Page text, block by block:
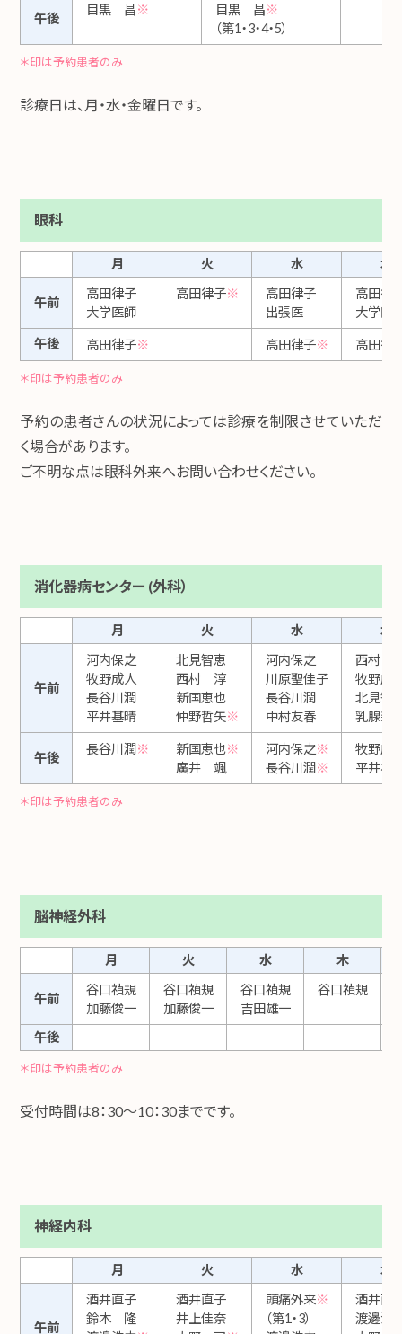
午後
目黒 昌※ 目黒 昌※
（第1・3・4・5）
＊印は予約患者のみ
診療日は、月・水・金曜日です。
眼科
月 火 水 木
午前
高田律子
大学医師
高田律子※
高田律子
出張医
高田律
大学医
午後 高田律子※ 高田律子※ 高田律
＊印は予約患者のみ
予約の患者さんの状況によっては診療を制限させていただ
く場合があります。
ご不明な点は眼科外来へお問い合わせください。
消化器病センター (外科）
月 火 水 木
午前
河内保之
牧野成人
長谷川潤
平井基晴
北見智恵
西村 淳
新国恵也
仲野哲矢※
河内保之
川原聖佳子
長谷川潤
中村友春
西村
牧野成
北見智
乳腺新
午後
長谷川潤 ※ 新国恵也※
廣井 颯
河内保之※
長谷川潤 ※
牧野成
平井裕
＊印は予約患者のみ
脳神経外科
月 火 水 木
午前
谷口禎規
加藤俊一
谷口禎規
加藤俊一
谷口禎規
吉田雄一
谷口禎規
午後
＊印は予約患者のみ
受付時間は8：30～10：30までです。
神経内科
月 火 水 木
午前
酒井直子
鈴木 隆
酒井直子
井上佳奈
頭痛外来※
（第1・3）
酒井直
渡邊浩